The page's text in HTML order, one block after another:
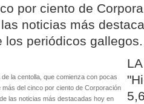
por ciento de
noticias más
los periódicos gallegos.
de la centolla, que comienza con pocas
del cinco por ciento de Corporación
las noticias más destacadas hoy en